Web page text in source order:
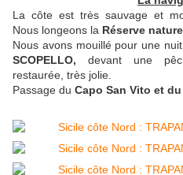
La côte est très sauvage et
Nous longeons la Réserve
Nous avons mouillé pour une
SCOPELLO, devant une
restaurée, très jolie.
Passage du Capo San Vito et